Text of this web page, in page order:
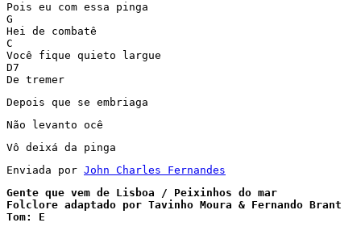
Pois eu com essa pinga
G
Hei de combatê
C
Você fique quieto largue
D7
De tremer
Depois que se embriaga
Não levanto ocê
Enviada por John Charles Fernandes
Gente que vem de Lisboa / Peixinhos do mar
Folclore adaptado por Tavinho Moura & Fernando Brant
Tom: E